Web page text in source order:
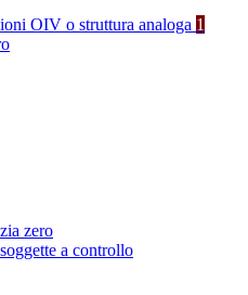
OIV o struttura analoga 1
zero
a controllo